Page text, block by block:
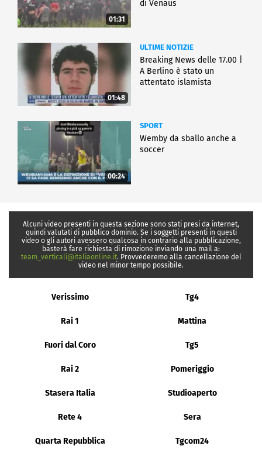
01:31
di Venaus
01:48
ULTIME NOTIZIE
Breaking News delle 17.00 |
A Berlino è stato un
attentato islamista
00:24
SPORT
Wemby da sballo anche a
soccer
Alcuni video presenti in questa sezione sono stati presi da internet,
quindi valutati di pubblico dominio. Se i soggetti presenti in questi
video o gli autori avessero qualcosa in contrario alla pubblicazione,
basterà fare richiesta di rimozione inviando una mail a:
team_verticali@italiaonline.it. Provvederemo alla cancellazione del
video nel minor tempo possibile.
Verissimo Tg4
Rai 1 Mattina
Fuori dal Coro Tg5
Rai 2 Pomeriggio
Stasera Italia Studioaperto
Rete 4 Sera
Quarta Repubblica Tgcom24